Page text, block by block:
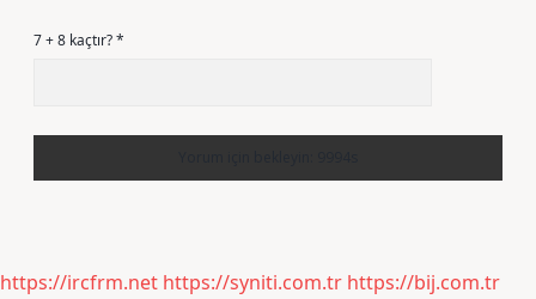
7 + 8 kaçtır?*
https://ircfrm.net https://syniti.com.tr https://bij.com.tr